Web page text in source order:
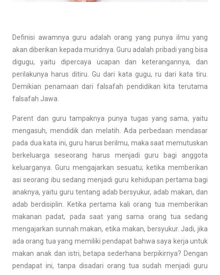
Definisi awamnya guru adalah orang yang punya ilmu yang
akan diberikan kepada muridnya. Guru adalah pribadi yang bisa
digugu, yaitu dipercaya ucapan dan keterangannya, dan
perilakunya harus ditiru. Gu dari kata gugu, ru dari kata tiru.
Demikian penamaan dari falsafah pendidikan kita terutama
falsafah Jawa.
Parent dan guru tampaknya punya tugas yang sama, yaitu
mengasuh, mendidik dan melatih. Ada perbedaan mendasar
pada dua kata ini, guru harus berilmu, maka saat memutuskan
berkeluarga seseorang harus menjadi guru bagi anggota
keluarganya. Guru mengajarkan sesuatu; ketika memberikan
asi seorang ibu sedang menjadi guru kehidupan pertama bagi
anaknya, yaitu guru tentang adab bersyukur, adab makan, dan
adab berdisiplin. Ketika pertama kali orang tua memberikan
makanan padat, pada saat yang sama orang tua sedang
mengajarkan sunnah makan, etika makan, bersyukur. Jadi, jika
ada orang tua yang memiliki pendapat bahwa saya kerja untuk
makan anak dan istri, betapa sederhana berpikirnya? Dengan
pendapat ini, tanpa disadari orang tua sudah menjadi guru